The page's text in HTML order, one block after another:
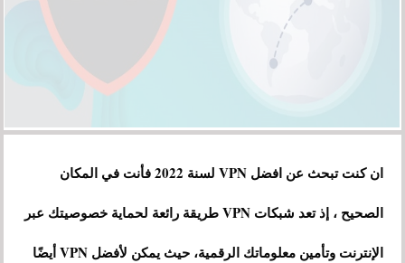
ان كنت تبحث عن افضل VPN لسنة 2022 فأنت في المكان
الصحيح ، إذ تعد شبكات VPN طريقة رائعة لحماية خصوصيتك عبر
الإنترنت وتأمين معلوماتك الرقمية، حيث يمكن لأفضل VPN أيضًا